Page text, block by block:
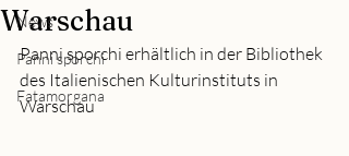
News
Panni sporchi
Fatamorgana
Warschau
Panni sporchi erhältlich in der Bibliothek
des Italienischen Kulturinstituts in
Warschau